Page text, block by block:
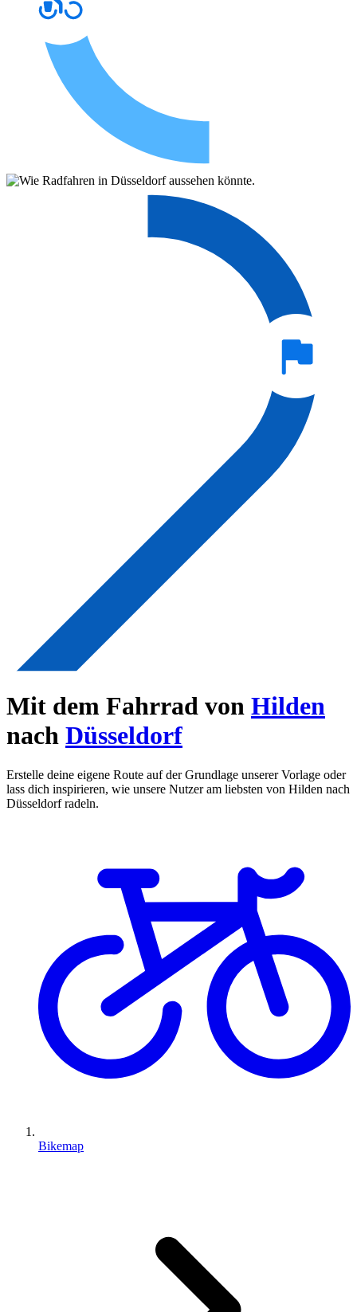
Mit dem Fahrrad von Hilden
nach Düsseldorf
Erstelle deine eigene Route auf der Grundlage unserer Vorlage oder
lass dich inspirieren, wie unsere Nutzer am liebsten von Hilden nach
Düsseldorf radeln.
Bikemap